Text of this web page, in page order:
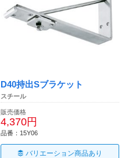
D40持出Sブラケット
スチール
販売価格
4,370円
品番：15Y06
バリエーション商品あり